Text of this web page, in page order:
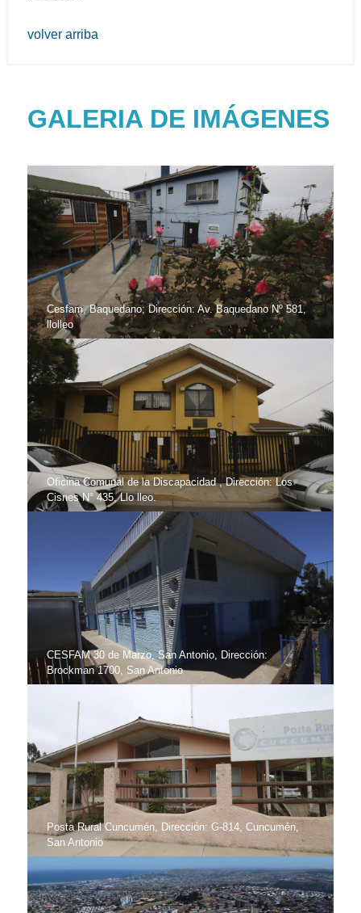
volver arriba
GALERIA DE IMÁGENES
Cesfam, Baquedano; Dirección: Av. Baquedano Nº 581,
llolleo
Oficina Comunal de la Discapacidad , Dirección: Los
Cisnes N° 435, Llo lleo.
CESFAM 30 de Marzo, San Antonio, Dirección:
Brockman 1700, San Antonio
Posta Rural Cuncumén, Dirección: G-814, Cuncumén,
San Antonio